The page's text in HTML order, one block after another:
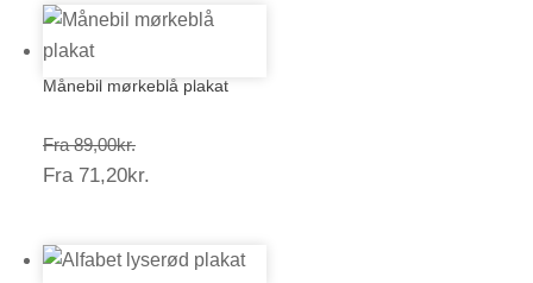
Månebil mørkeblå plakat
Fra 89,00kr.Prisinterval:
89,00kr.
Fra 71,20kr.